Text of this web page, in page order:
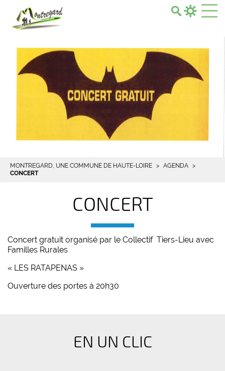
MONTREGARD, UNE COMMUNE DE HAUTE-LOIRE
AGENDA
CONCERT
CONCERT
Concert gratuit organisé par le Collectif Tiers-Lieu avec
Familles Rurales
« LES RATAPENAS »
Ouverture des portes à 20h30
EN UN CLIC